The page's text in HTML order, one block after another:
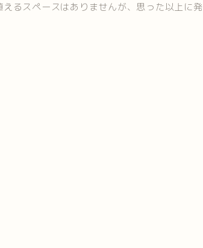
るスペースはありませんが、思った以上に発